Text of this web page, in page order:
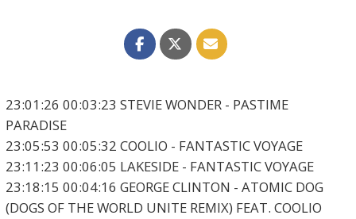
23:01:26 00:03:23 STEVIE WONDER - PASTIME
PARADISE
23:05:53 00:05:32 COOLIO - FANTASTIC VOYAGE
23:11:23 00:06:05 LAKESIDE - FANTASTIC VOYAGE
23:18:15 00:04:16 GEORGE CLINTON - ATOMIC DOG
(DOGS OF THE WORLD UNITE REMIX) FEAT. COOLIO